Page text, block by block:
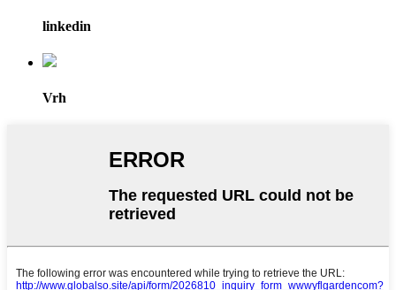
linkedin
Vrh